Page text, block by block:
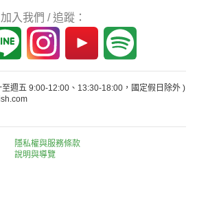
加入我們 / 追蹤：
至週五 9:00-12:00、13:30-18:00，國定假日除外 )
隱私權與服務條款
說明與導覽